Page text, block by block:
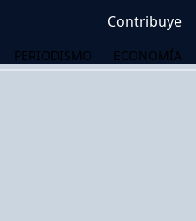
Contribuye
PERIODISMO ECONOMÍA